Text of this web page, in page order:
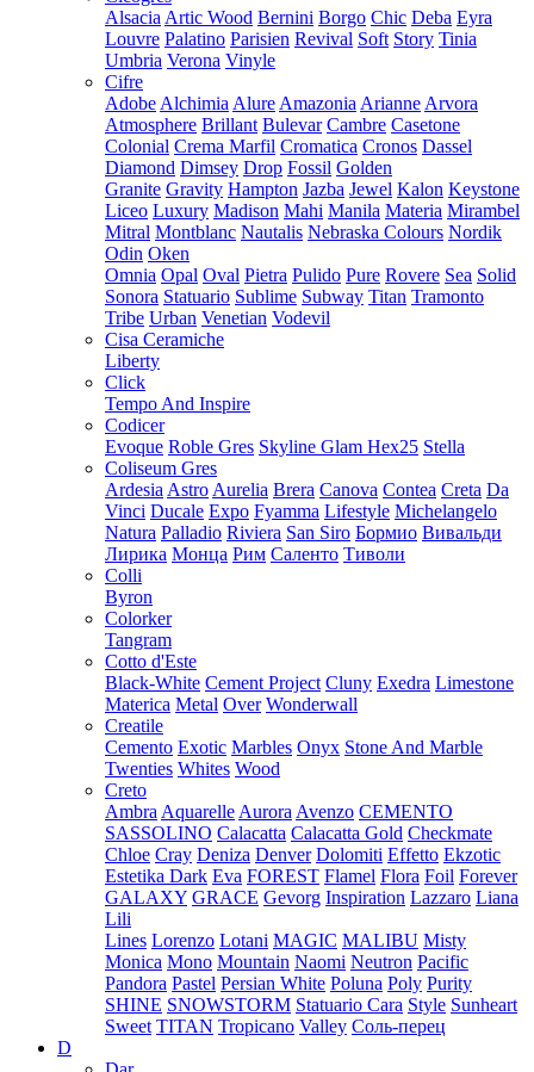
Alsacia Artic Wood Bernini Borgo Chic Deba Eyra
Louvre Palatino Parisien Revival Soft Story Tinia
Umbria Verona Vinyle
Cifre
Adobe Alchimia Alure Amazonia Arianne Arvora
Atmosphere Brillant Bulevar Cambre Casetone
Colonial Crema Marfil Cromatica Cronos Dassel
Diamond Dimsey Drop Fossil Golden
Granite Gravity Hampton Jazba Jewel Kalon Keystone
Liceo Luxury Madison Mahi Manila Materia Mirambel
Mitral Montblanc Nautalis Nebraska Colours Nordik
Odin Oken
Omnia Opal Oval Pietra Pulido Pure Rovere Sea Solid
Sonora Statuario Sublime Subway Titan Tramonto
Tribe Urban Venetian Vodevil
Cisa Ceramiche
Liberty
Click
Tempo And Inspire
Codicer
Evoque Roble Gres Skyline Glam Hex25 Stella
Coliseum Gres
Ardesia Astro Aurelia Brera Canova Contea Creta Da
Vinci Ducale Expo Fyamma Lifestyle Michelangelo
Natura Palladio Riviera San Siro Бормио Вивальди
Лирика Монца Рим Саленто Тиволи
Colli
Byron
Colorker
Tangram
Cotto d'Este
Black-White Cement Project Cluny Exedra Limestone
Materica Metal Over Wonderwall
Creatile
Cemento Exotic Marbles Onyx Stone And Marble
Twenties Whites Wood
Creto
Ambra Aquarelle Aurora Avenzo CEMENTO
SASSOLINO Calacatta Calacatta Gold Checkmate
Chloe Cray Deniza Denver Dolomiti Effetto Ekzotic
Estetika Dark Eva FOREST Flamel Flora Foil Forever
GALAXY GRACE Gevorg Inspiration Lazzaro Liana
Lili
Lines Lorenzo Lotani MAGIC MALIBU Misty
Monica Mono Mountain Naomi Neutron Pacific
Pandora Pastel Persian White Poluna Poly Purity
SHINE SNOWSTORM Statuario Cara Style Sunheart
Sweet TITAN Tropicano Valley Соль-перец
D